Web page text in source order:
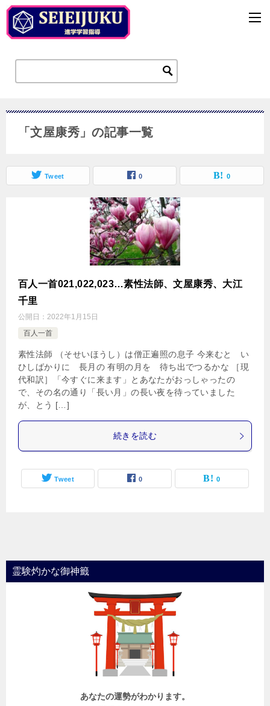
「文屋康秀」の記事一覧
Tweet 0 0
百人一首021,022,023…素性法師、文屋康秀、大江
千里
公開日： 2022年1月15日
百人一首
素性法師 （そせいほうし）は僧正遍照の息子 今来むと い
ひしばかりに 長月の 有明の月を 待ち出でつるかな ［現
代和訳］「今すぐに来ます」とあなたがおっしゃったの
で、その名の通り「長い月」の長い夜を待っていました
が、とう […]
続きを読む
Tweet 0 0
霊験灼かな御神籤
あなたの運勢がわかります。